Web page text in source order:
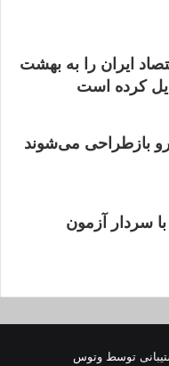
ایران را به بهشت
کرده است
بازطراحی می‌شوند
سردار آزمون
توسط وتوس